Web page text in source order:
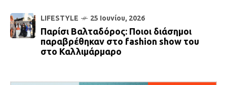
LIFESTYLE 25 Ιουνίου, 2026
Παρίσι Βαλταδόρος: Ποιοι διάσημοι
παραβρέθηκαν στο fashion show του
στο Καλλιμάρμαρο